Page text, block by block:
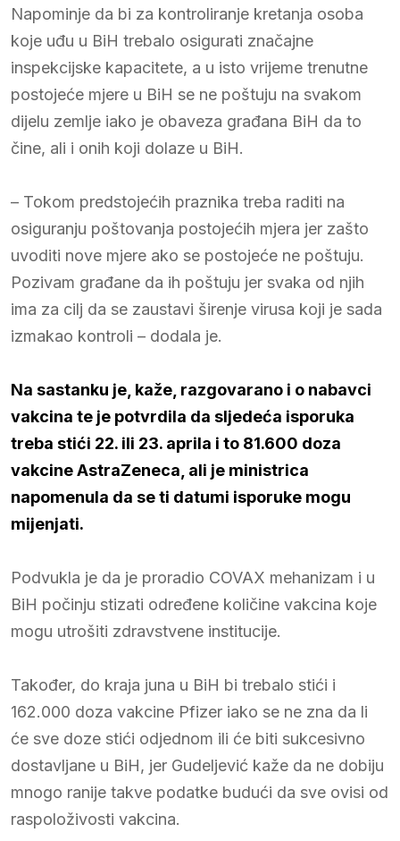
Napominje da bi za kontroliranje kretanja osoba
koje uđu u BiH trebalo osigurati značajne
inspekcijske kapacitete, a u isto vrijeme trenutne
postojeće mjere u BiH se ne poštuju na svakom
dijelu zemlje iako je obaveza građana BiH da to
čine, ali i onih koji dolaze u BiH.
– Tokom predstojećih praznika treba raditi na
osiguranju poštovanja postojećih mjera jer zašto
uvoditi nove mjere ako se postojeće ne poštuju.
Pozivam građane da ih poštuju jer svaka od njih
ima za cilj da se zaustavi širenje virusa koji je sada
izmakao kontroli – dodala je.
Na sastanku je, kaže, razgovarano i o nabavci
vakcina te je potvrdila da sljedeća isporuka
treba stići 22. ili 23. aprila i to 81.600 doza
vakcine AstraZeneca, ali je ministrica
napomenula da se ti datumi isporuke mogu
mijenjati.
Podvukla je da je proradio COVAX mehanizam i u
BiH počinju stizati određene količine vakcina koje
mogu utrošiti zdravstvene institucije.
Također, do kraja juna u BiH bi trebalo stići i
162.000 doza vakcine Pfizer iako se ne zna da li
će sve doze stići odjednom ili će biti sukcesivno
dostavljane u BiH, jer Gudeljević kaže da ne dobiju
mnogo ranije takve podatke budući da sve ovisi od
raspoloživosti vakcina.